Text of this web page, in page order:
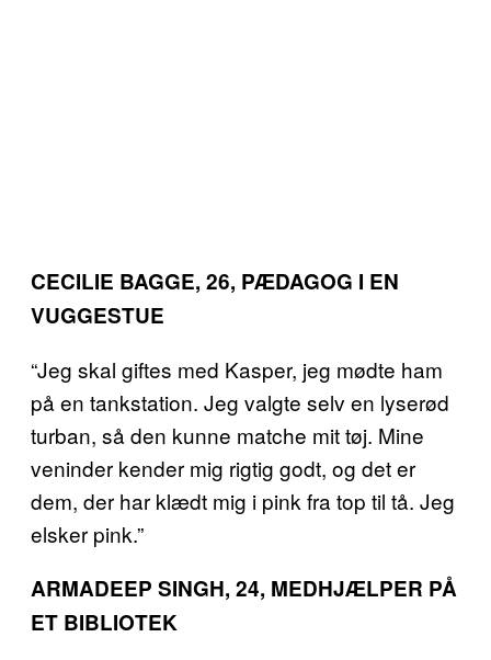
CECILIE BAGGE, 26, PÆDAGOG I EN
VUGGESTUE
“Jeg skal giftes med Kasper, jeg mødte ham
på en tankstation. Jeg valgte selv en lyserød
turban, så den kunne matche mit tøj. Mine
veninder kender mig rigtig godt, og det er
dem, der har klædt mig i pink fra top til tå. Jeg
elsker pink.”
ARMADEEP SINGH, 24, MEDHJÆLPER PÅ
ET BIBLIOTEK